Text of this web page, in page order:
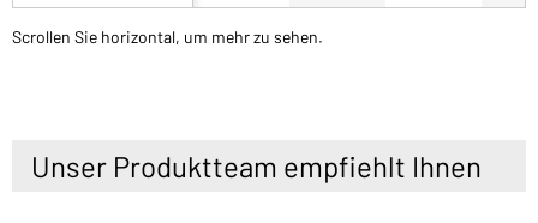
Scrollen Sie horizontal, um mehr zu sehen.
Unser Produktteam empfiehlt Ihnen